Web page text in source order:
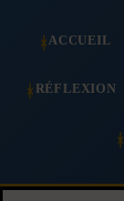
ACCUEIL
RÉFLEXION